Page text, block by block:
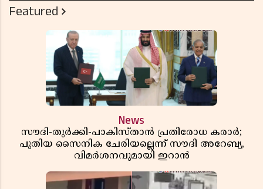
Featured
News
സൗദി-തുർക്കി-പാകിസ്താൻ പ്രതിരോധ കരാർ;
പുതിയ സൈനിക ചേരിയല്ലെന്ന് സൗദി അറേബ്യ,
വിമർശനവുമായി ഇറാൻ